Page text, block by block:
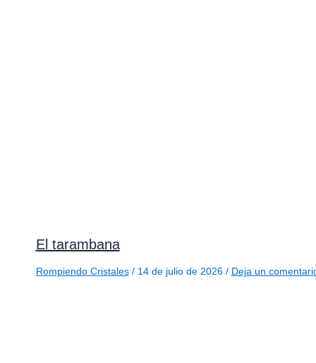
El tarambana
Rompiendo Cristales/ 14 de julio de 2026 / Deja un